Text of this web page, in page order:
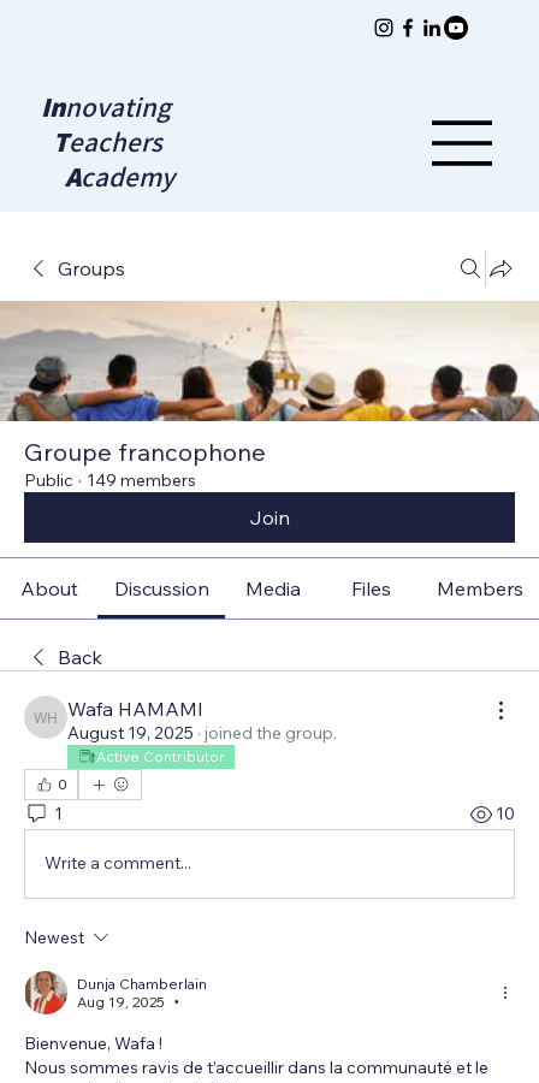
Innovating
Teachers
Academy
Groups
Groupe francophone
Public · 149 members
Join
About Discussion Media Files Members
Back
Wafa HAMAMI
Wafa HAMAMI
August 19, 2025 · joined the group.
Active Contributor
0
1 10
Write a comment...
Newest
Dunja Chamberlain
Aug 19, 2025
•
Bienvenue, Wafa !
Nous sommes ravis de t’accueillir dans la communauté et le